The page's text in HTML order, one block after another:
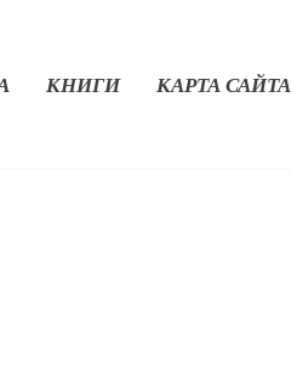
КНИГИ КАРТА САЙТА